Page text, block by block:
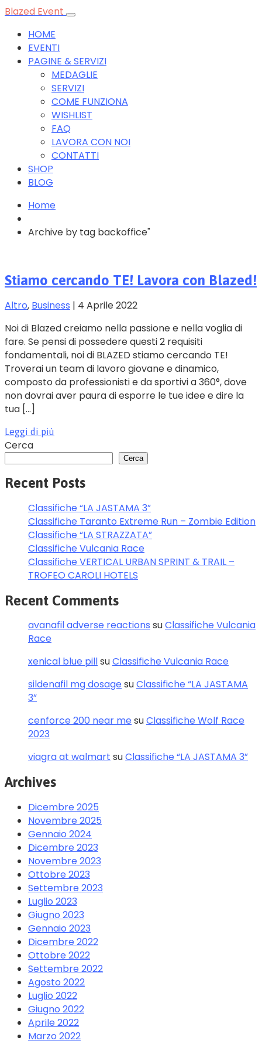
Blazed Event
HOME
EVENTI
PAGINE & SERVIZI
MEDAGLIE
SERVIZI
COME FUNZIONA
WISHLIST
FAQ
LAVORA CON NOI
CONTATTI
SHOP
BLOG
Home
Archive by tag backoffice"
Stiamo cercando TE! Lavora con Blazed!
Altro‚ Business | 4 Aprile 2022
Noi di Blazed creiamo nella passione e nella voglia di
fare. Se pensi di possedere questi 2 requisiti
fondamentali, noi di BLAZED stiamo cercando TE!
Troverai un team di lavoro giovane e dinamico,
composto da professionisti e da sportivi a 360°, dove
non dovrai aver paura di esporre le tue idee e dire la
tua […]
Leggi di più
Cerca
Cerca
Recent Posts
Classifiche “LA JASTAMA 3”
Classifiche Taranto Extreme Run – Zombie Edition
Classifiche “LA STRAZZATA”
Classifiche Vulcania Race
Classifiche VERTICAL URBAN SPRINT & TRAIL –
TROFEO CAROLI HOTELS
Recent Comments
avanafil adverse reactions suClassifiche Vulcania
Race
xenical blue pillsuClassifiche Vulcania Race
sildenafil mg dosagesuClassifiche “LA JASTAMA
3”
cenforce 200 near mesuClassifiche Wolf Race
2023
viagra at walmart suClassifiche “LA JASTAMA 3”
Archives
Dicembre 2025
Novembre 2025
Gennaio 2024
Dicembre 2023
Novembre 2023
Ottobre 2023
Settembre 2023
Luglio 2023
Giugno 2023
Gennaio 2023
Dicembre 2022
Ottobre 2022
Settembre 2022
Agosto 2022
Luglio 2022
Giugno 2022
Aprile 2022
Marzo 2022